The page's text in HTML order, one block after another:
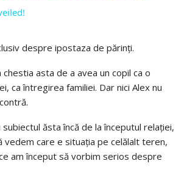
despre ipostaza de părinți.
chestia asta de a avea un copil ca o
ca întregirea familiei. Dar nici Alex nu
ăsta încă de la începutul relației,
vedem care e situația pe celălalt teren,
am început să vorbim serios despre